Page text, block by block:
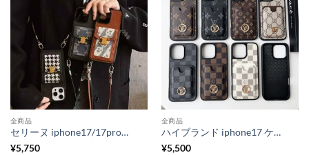
全商品
セリーヌ iphone17/17promax ケース ショルダー celine iphone16/16pro ケース カード収納 背面 流行り スマホケース 韓国 iphone15/14pro ケース パロディ 安全
¥5,750
全商品
ハイブランド iphone17 ケース ルイヴィトン iphone17air/17pro ケース カード収納 iphone16pro/16promaxケース メンズ 人気 ヴィトン iphone15/14ケース ブランドコピー
¥5,500